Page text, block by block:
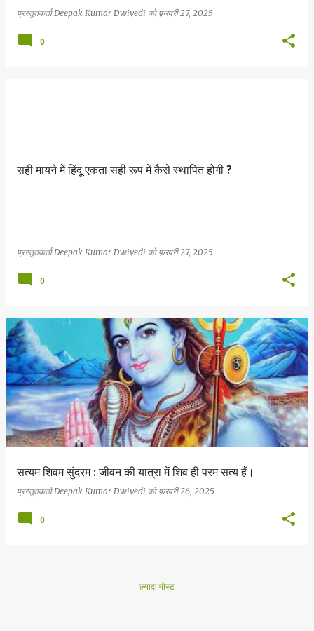
प्रस्तुतकर्ताDeepak Kumar Dwivedi कोफ़रवरी 27, 2025
0
सही मायने में हिंदू एकता सही रूप में कैसे स्थापित होगी ?
प्रस्तुतकर्ताDeepak Kumar Dwivedi कोफ़रवरी 27, 2025
0
सत्यम शिवम सुंदरम : जीवन की यात्रा में शिव ही परम सत्य हैं।
प्रस्तुतकर्ताDeepak Kumar Dwivedi कोफ़रवरी 26, 2025
0
ज़्यादा पोस्ट